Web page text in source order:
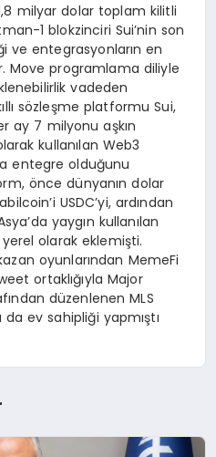
milyar dolar toplam kilitli
1 blokzinciri Sui’nin son
ve entegrasyonların en
Move programlama diliyle
vadeden
sözleşme platformu Sui,
ay 7 milyonu aşkın
kullanılan Web3
entegre olduğunu
önce dünyanın dolar
USDC’yi, ardından
yaygın kullanılan
yerel olarak eklemişti.
oyunlarından MemeFi
ortaklığıyla Major
düzenlenen MLS
da ev sahipliği yapmıştı